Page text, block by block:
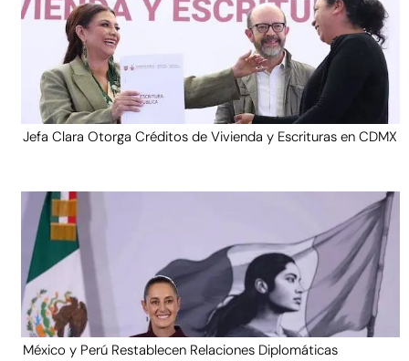
Jefa Clara Otorga Créditos de Vivienda y Escrituras en CDMX
México y Perú Restablecen Relaciones Diplomáticas